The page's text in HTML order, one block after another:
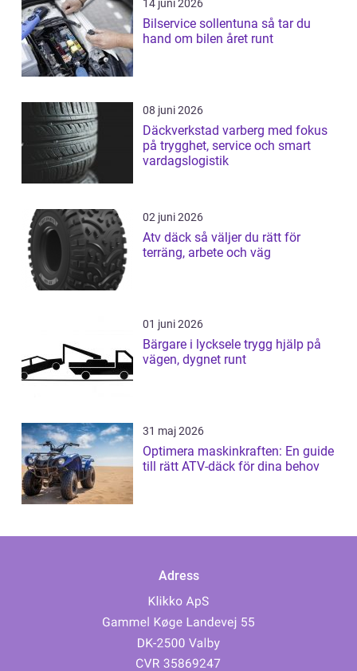
14 juni 2026
Bilservice sollentuna så tar du
hand om bilen året runt
08 juni 2026
Däckverkstad varberg med fokus
på trygghet, service och smart
vardagslogistik
02 juni 2026
Atv däck så väljer du rätt för
terräng, arbete och väg
01 juni 2026
Bärgare i lycksele trygg hjälp på
vägen, dygnet runt
31 maj 2026
Optimera maskinkraften: En guide
till rätt ATV-däck för dina behov
Adress